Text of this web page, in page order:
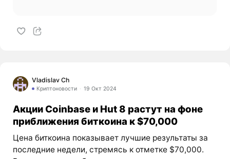
Vladislav Ch
Криптоновости 19 Окт 2024
Акции Coinbase и Hut 8 растут на фоне
приближения биткоина к $70,000
Цена биткоина показывает лучшие результаты за
последние недели, стремясь к отметке $70,000.